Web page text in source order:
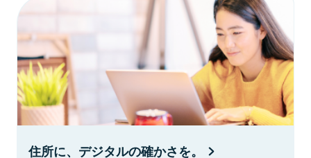
住所に、デジタルの確かさを。